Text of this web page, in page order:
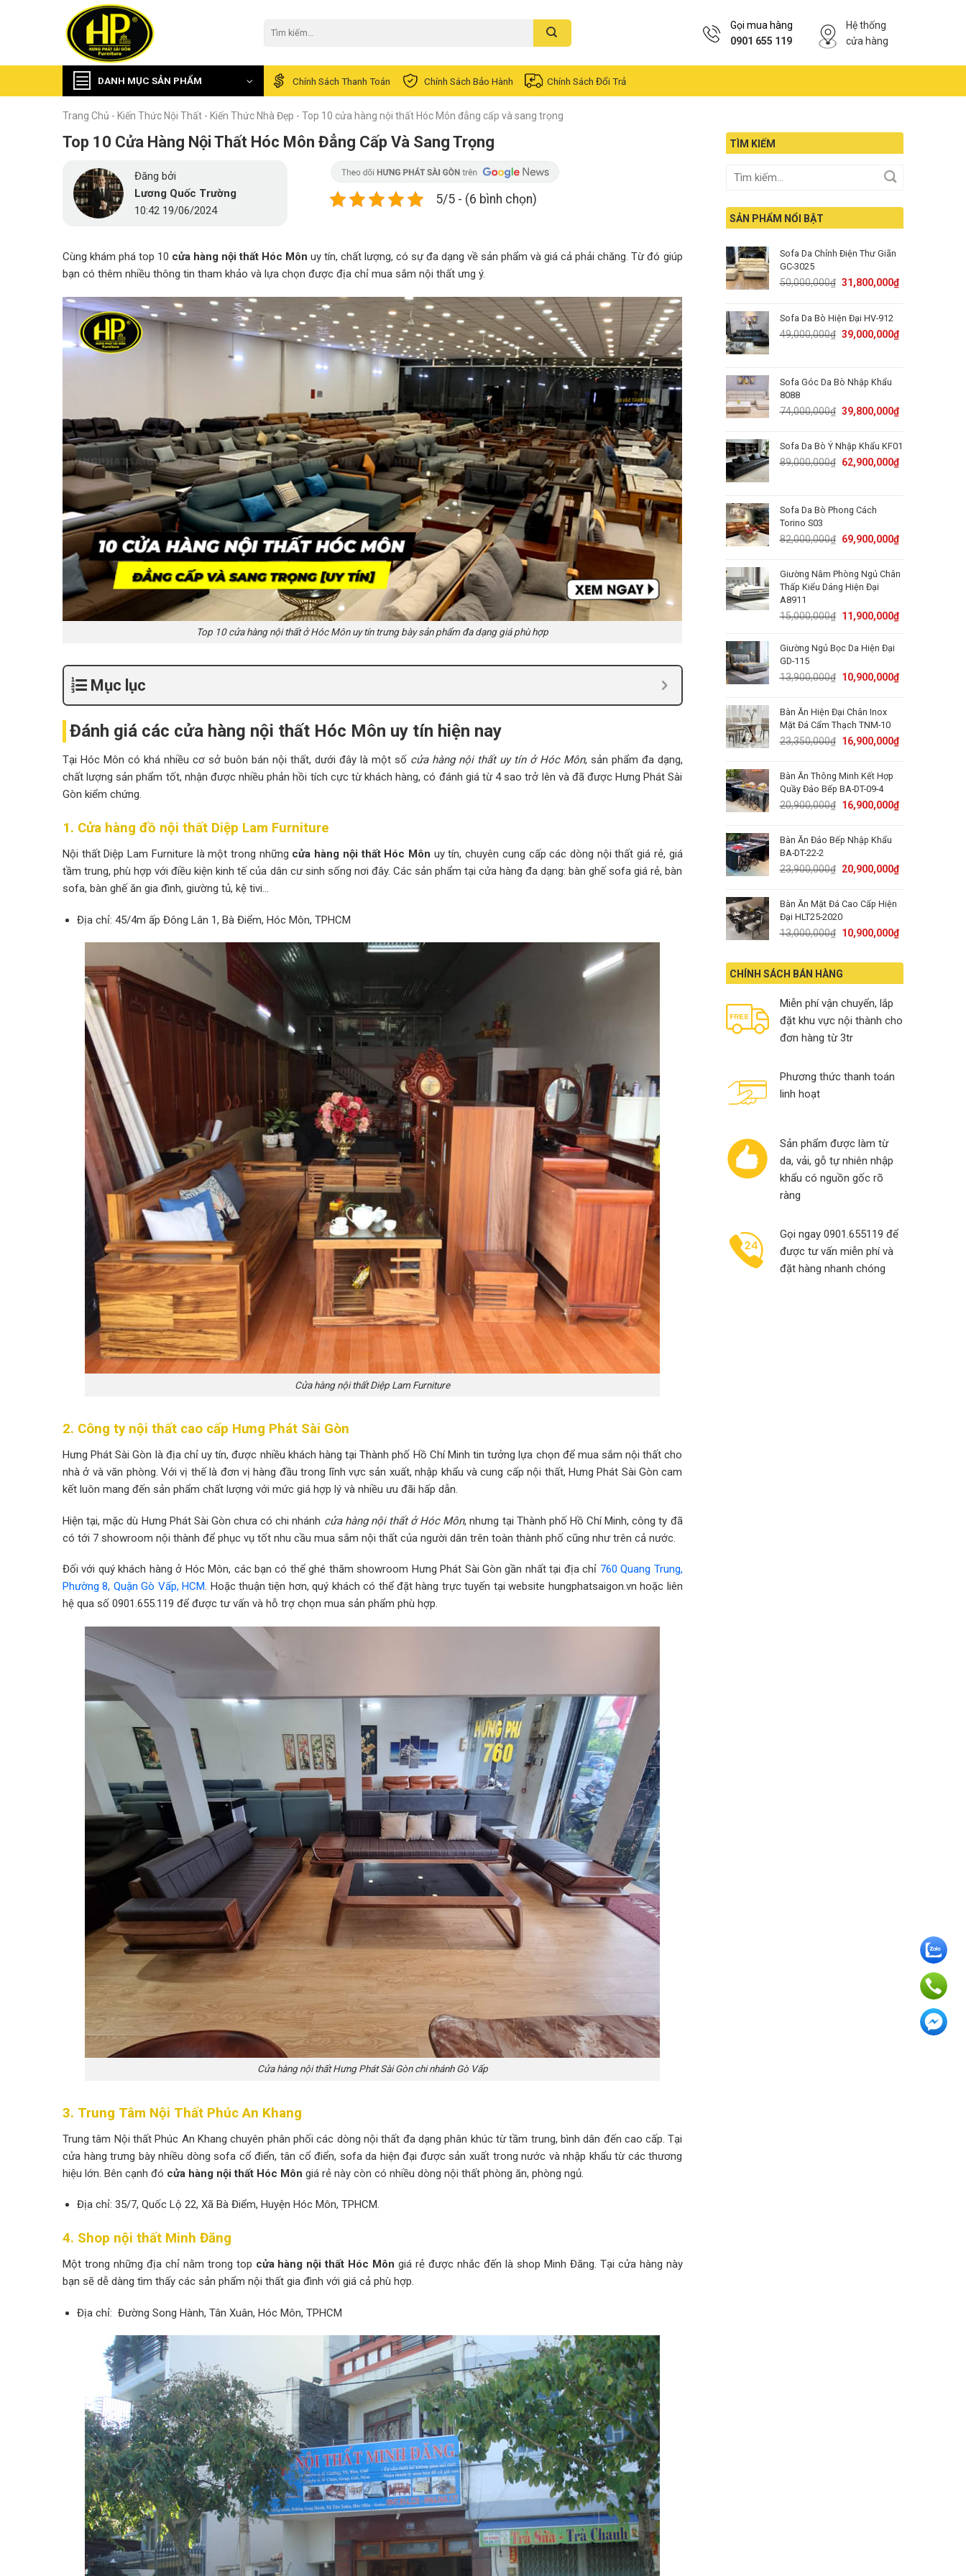
kiếm:
Gọi mua hàng
0901 655 119
Hệ thống
cửa hàng
DANH MỤC SẢN PHẨM Chính Sách Thanh Toán Chính Sách Bảo Hành Chính Sách Đổi Trả
Trang Chủ - Kiến Thức Nội Thất - Kiến Thức Nhà Đẹp - Top 10 cửa hàng nội thất Hóc Môn đẳng cấp và sang trọng
Top 10 Cửa Hàng Nội Thất Hóc Môn Đẳng Cấp Và Sang Trọng
Đăng bởi
Lương Quốc Trường
10:42 19/06/2024
5/5 - (6 bình chọn)
Cùng khám phá top 10 cửa hàng nội thất Hóc Môn uy tín, chất lượng, có sự đa dạng về sản phẩm và giá cả phải chăng. Từ đó giúp
bạn có thêm nhiều thông tin tham khảo và lựa chọn được địa chỉ mua sắm nội thất ưng ý.
Top 10cửa hàng nội thất ở Hóc Mônuy tín trưng bày sản phẩm đa dạng giá phù hợp
Mục lục
Đánh giá các cửa hàng nội thất Hóc Môn uy tín hiện nay
Tại Hóc Môn có khá nhiều cơ sở buôn bán nội thất, dưới đây là một số cửa hàng nội thất uy tín ở Hóc Môn, sản phẩm đa dạng,
chất lượng sản phẩm tốt, nhận được nhiều phản hồi tích cực từ khách hàng, có đánh giá từ 4 sao trở lên và đã được Hưng Phát Sài
Gòn kiểm chứng.
1. Cửa hàng đồ nội thất Diệp Lam Furniture
Nội thất Diệp Lam Furniture là một trong những cửa hàng nội thất Hóc Môn uy tín, chuyên cung cấp các dòng nội thất giá rẻ, giá
tầm trung, phù hợp với điều kiện kinh tế của dân cư sinh sống nơi đây. Các sản phẩm tại cửa hàng đa dạng: bàn ghế sofa giá rẻ, bàn
sofa, bàn ghế ăn gia đình, giường tủ, kệ tivi…
Địa chỉ: 45/4m ấp Đông Lân 1, Bà Điểm, Hóc Môn, TPHCM
Cửa hàng nội thất Diệp Lam Furniture
2. Công ty nội thất cao cấp Hưng Phát Sài Gòn
Hưng Phát Sài Gòn là địa chỉ uy tín, được nhiều khách hàng tại Thành phố Hồ Chí Minh tin tưởng lựa chọn để mua sắm nội thất cho
nhà ở và văn phòng. Với vị thế là đơn vị hàng đầu trong lĩnh vực sản xuất, nhập khẩu và cung cấp nội thất, Hưng Phát Sài Gòn cam
kết luôn mang đến sản phẩm chất lượng với mức giá hợp lý và nhiều ưu đãi hấp dẫn.
Hiện tại, mặc dù Hưng Phát Sài Gòn chưa có chi nhánh cửa hàng nội thất ở Hóc Môn, nhưng tại Thành phố Hồ Chí Minh, công ty đã
có tới 7 showroom nội thành để phục vụ tốt nhu cầu mua sắm nội thất của người dân trên toàn thành phố cũng như trên cả nước.
Đối với quý khách hàng ở Hóc Môn, các bạn có thể ghé thăm showroom Hưng Phát Sài Gòn gần nhất tại địa chỉ 760 Quang Trung,
Phường 8, Quận Gò Vấp, HCM. Hoặc thuận tiện hơn, quý khách có thể đặt hàng trực tuyến tại website hungphatsaigon.vn hoặc liên
hệ qua số 0901.655.119 để được tư vấn và hỗ trợ chọn mua sản phẩm phù hợp.
Cửa hàng nội thất Hưng Phát Sài Gòn chi nhánh Gò Vấp
3. Trung Tâm Nội Thất Phúc An Khang
Trung tâm Nội thất Phúc An Khang chuyên phân phối các dòng nội thất đa dạng phân khúc từ tầm trung, bình dân đến cao cấp. Tại
cửa hàng trưng bày nhiều dòng sofa cổ điển, tân cổ điển, sofa da hiện đại được sản xuất trong nước và nhập khẩu từ các thương
hiệu lớn. Bên cạnh đó cửa hàng nội thất Hóc Môn giá rẻ này còn có nhiều dòng nội thất phòng ăn, phòng ngủ.
Địa chỉ: 35/7, Quốc Lộ 22, Xã Bà Điểm, Huyện Hóc Môn, TPHCM.
4. Shop nội thất Minh Đăng
Một trong những địa chỉ nằm trong top cửa hàng nội thất Hóc Môn giá rẻ được nhắc đến là shop Minh Đăng. Tại cửa hàng này
bạn sẽ dễ dàng tìm thấy các sản phẩm nội thất gia đình với giá cả phù hợp.
Địa chỉ: Đường Song Hành, Tân Xuân, Hóc Môn, TPHCM
TÌM KIẾM
SẢN PHẨM NỔI BẬT
Sofa Da Chỉnh Điện Thư Giãn
GC-3025
50,000,000₫ Original
50,000,000₫.
31,800,000₫Current
Sofa Da Bò Hiện Đại HV-912
49,000,000₫ Original
49,000,000₫.
39,000,000₫Current
Sofa Góc Da Bò Nhập Khẩu
8088
74,000,000₫ Original
74,000,000₫.
39,800,000₫Current
39,800,000₫.
Sofa Da Bò Ý Nhập Khẩu KF01
89,000,000₫ Original
62,900,000₫Current
Sofa Da Bò Phong Cách
Torino S03
82,000,000₫ Original
82,000,000₫.
69,900,000₫Current
69,900,000₫.
Giường Nằm Phòng Ngủ Chân
Thấp Kiểu Dáng Hiện Đại
A8911
15,000,000₫ Original
was:
15,000,000₫.
11,900,000₫Current
Giường Ngủ Bọc Da Hiện Đại
GD-115
13,900,000₫ Original
13,900,000₫.
10,900,000₫Current
Bàn Ăn Hiện Đại Chân Inox
Mặt Đá Cẩm Thạch TNM-10
23,350,000₫ Original
23,350,000₫.
16,900,000₫Current
Bàn Ăn Thông Minh Kết Hợp
Quầy Đảo Bếp BA-DT-09-4
20,900,000₫ Original
20,900,000₫.
16,900,000₫Current
Bàn Ăn Đảo Bếp Nhập Khẩu
BA-DT-22-2
23,900,000₫ Original
23,900,000₫.
20,900,000₫Current
Bàn Ăn Mặt Đá Cao Cấp Hiện
Đại HLT25-2020
13,000,000₫ Original
was:
13,000,000₫.
10,900,000₫Current
is:
CHÍNH SÁCH BÁN HÀNG
Miễn phí vận chuyển, lắp
đặt khu vực nội thành cho
đơn hàng từ 3tr
Phương thức thanh toán
linh hoạt
Sản phẩm được làm từ
da, vải, gỗ tự nhiên nhập
khẩu có nguồn gốc rõ
ràng
Gọi ngay 0901.655119 để
được tư vấn miễn phí và
đặt hàng nhanh chóng